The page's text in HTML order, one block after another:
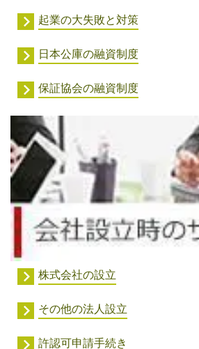
起業の大失敗と対策
日本公庫の融資制度
保証協会の融資制度
株式会社の設立
その他の法人設立
許認可申請手続き